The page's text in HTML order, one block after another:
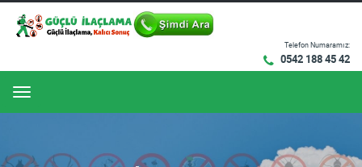
Telefon Numaramız:
0542 188 45 42
Menu